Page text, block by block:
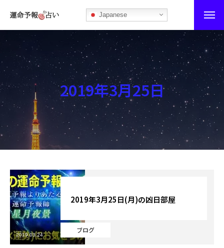
Japanese
運命予報占い
運命予報占いとは
あなたの所属部屋を探そう！
最恐の相性占い
秘伝公開！吉凶カレンダー
記事カテゴリー
ブログ
お知らせ
芸能界
2019年3月25日
ブログ
2019年3月25日(月)の凶日部屋
2019.03.24